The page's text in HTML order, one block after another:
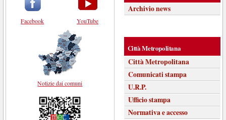
Facebook YouTube
Notizie dai comuni
Archivio news
Città Metropolitana
Città Metropolitana
Comunicati stampa
U.R.P.
Ufficio stampa
Normativa e accesso